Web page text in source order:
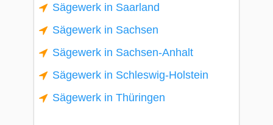
Sägewerk in Saarland
Sägewerk in Sachsen
Sägewerk in Sachsen-Anhalt
Sägewerk in Schleswig-Holstein
Sägewerk in Thüringen